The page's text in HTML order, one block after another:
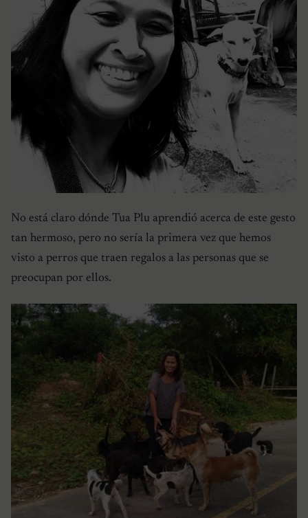
No está claro dónde Tua Plu aprendió acerca de este gesto
tan hermoso, pero no sería la primera vez que hemos
visto a perros que traen regalos a las personas que se
preocupan por ellos.